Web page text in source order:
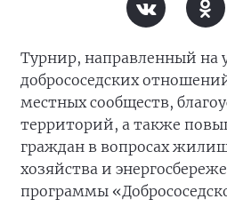
Турнир, направленный на
добрососедских
местных сообществ,
территорий, а также
граждан в вопросах
хозяйства и
программы